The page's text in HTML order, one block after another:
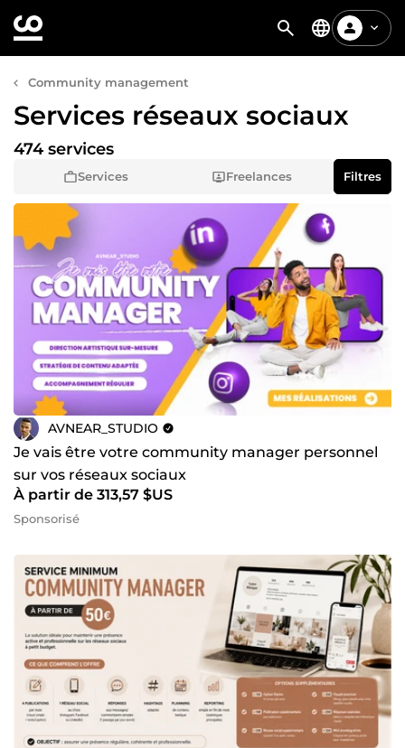
Community management
Services réseaux sociaux
Services Freelances
474 services
Filtres
AVNEAR_STUDIO
Je vais être votre community manager personnel
sur vos réseaux sociaux
À partir de 313,57 $US
Sponsorisé